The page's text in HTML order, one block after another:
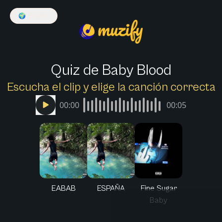
🌍
Quiz de Baby Blood
Escucha el clip y elige la canción correcta
00:00 00:05
EABAB ESPAÑA
Fine Sugar
Baby